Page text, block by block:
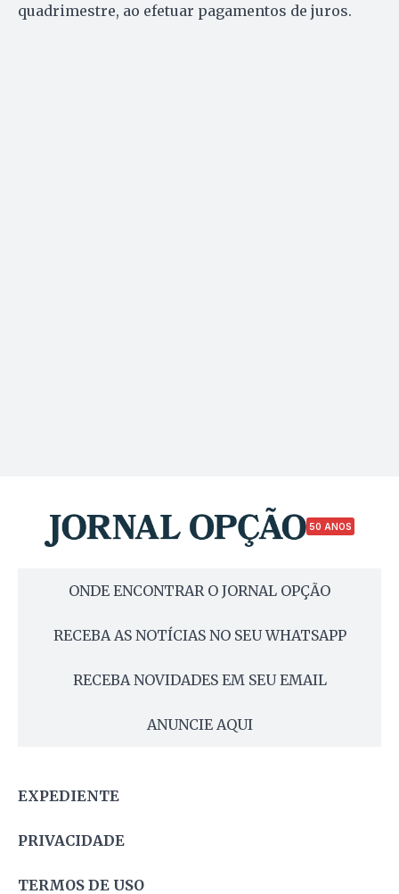
quadrimestre, ao efetuar pagamentos de juros.
50 ANOS
ONDE ENCONTRAR O JORNAL OPÇÃO
RECEBA AS NOTÍCIAS NO SEU WHATSAPP
RECEBA NOVIDADES EM SEU EMAIL
ANUNCIE AQUI
EXPEDIENTE
PRIVACIDADE
TERMOS DE USO